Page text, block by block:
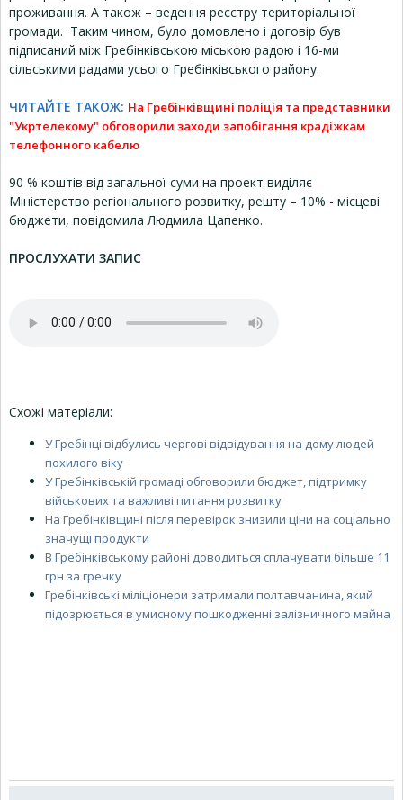
проживання. А також – ведення реєстру територіальної
громади. Таким чином, було домовлено і договір був
підписаний між Гребінківською міською радою і 16-ми
сільськими радами усього Гребінківського району.
ЧИТАЙТЕ ТАКОЖ: На Гребінківщині поліція та представники
"Укртелекому" обговорили заходи запобігання крадіжкам
телефонного кабелю
90 % коштів від загальної суми на проект виділяє
Міністерство регіонального розвитку, решту – 10% - місцеві
бюджети, повідомила Людмила Цапенко.
ПРОСЛУХАТИ ЗАПИС
Схожі матеріали:
У Гребінці відбулись чергові відвідування на дому людей
похилого віку
У Гребінківській громаді обговорили бюджет, підтримку
військових та важливі питання розвитку
На Гребінківщині після перевірок знизили ціни на соціально
значущі продукти
В Гребінківському районі доводиться сплачувати більше 11
грн за гречку
Гребінківські міліціонери затримали полтавчанина, який
підозрюється в умисному пошкодженні залізничного майна